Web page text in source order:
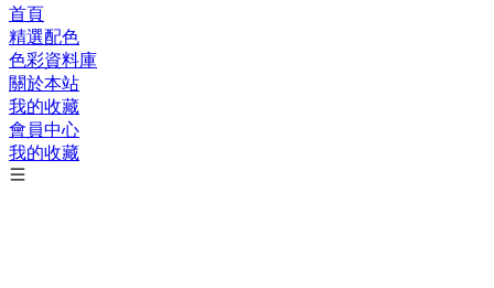
首頁
精選配色
色彩資料庫
關於本站
我的收藏
會員中心
我的收藏